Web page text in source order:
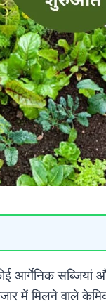
सब्जियां
में मिलने वाले